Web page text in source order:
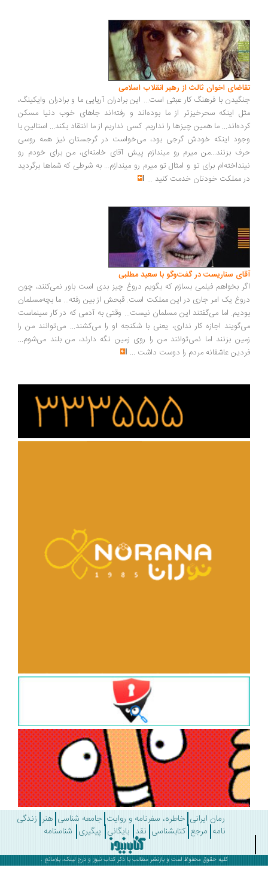
اخوان ثالث از رهبر انقلاب اسلامی
با فرهنگ کار عبثی است... این برادران آریایی ما و برادران وایکینگ،
اینکه سحرخیزتر از ما بوده‌اند و رفته‌اند جاهای خوب دنیا مسکن
ما همین چیزها را نداریم. کسی نداریم از ما انتقاد بکند... استالین با
اینکه خودش گرجی بود، می‌خواست در گرجستان نیز همه روسی
بزنند...من میرم رو میندازم پیش آقای خامنه‌ای، من برای خودم رو
برای تو و امثال تو میرم رو میندازم... به شرطی که شماها برگردید
مملکت خودتان خدمت کنید...
سناریست در گفت‌وگو با سعید مطلبی
بخواهم فیلمی بسازم که بگویم دروغ چیز بدی است باور نمی‌کنند، چون
یک امر جاری در این مملکت است. قبحش از بین رفته... ما بچه‌مسلمان
اما می‌گفتند این مسلمان نیست... وقتی به آدمی که در کار سینماست
اجازه کار نداری، یعنی با شکنجه او را می‌کشند... می‌توانند من را
بزنند اما نمی‌توانند من را روی زمین نگه دارند، من بلند می‌شوم...
عاشقانه مردم را دوست داشت ...
رمان ایرانی خاطره، سفرنامه و روایت جامعه شناسی هنر زندگی
مرجع کتابشناسی نقد بایگانی پیگیری شناسنامه
کلیه حقوق محفوظ است و بازنشر مطالب با ذکرکتاب نیوز و درج لینک، بلامانع .